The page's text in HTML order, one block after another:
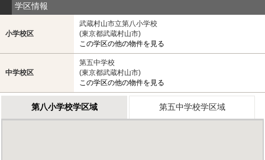
学区情報
小学校区
武蔵村山市立第八小学校
(東京都武蔵村山市)
この学区の他の物件を見る
中学校区
第五中学校
(東京都武蔵村山市)
この学区の他の物件を見る
第八小学校学区域 第五中学校学区域